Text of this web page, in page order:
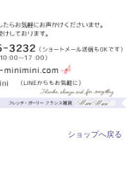
ショップへ戻る